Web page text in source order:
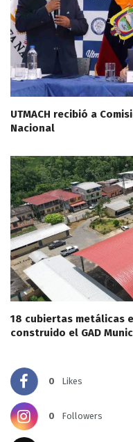
UTMACH recibió a
Nacional
18 cubiertas metálicas
construido el GAD
0 Likes
0 Followers